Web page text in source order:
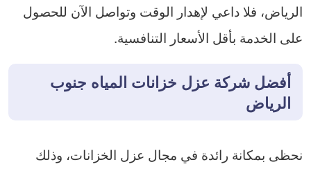
الرياض، فلا داعي لإهدار الوقت وتواصل الآن للحصول
على الخدمة بأقل الأسعار التنافسية.
أفضل شركة عزل خزانات المياه جنوب
الرياض
نحظى بمكانة رائدة في مجال عزل الخزانات، وذلك